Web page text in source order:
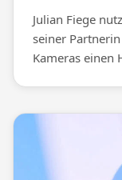
Julian Fiege
seiner
Kameras einen